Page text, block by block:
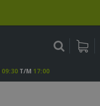
09:30T/M 17:00